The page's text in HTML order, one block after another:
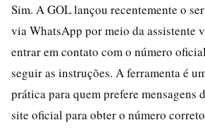
Sim. A GOL lançou recentemente o
via WhatsApp por meio da assistente
entrar em contato com o número
seguir as instruções. A ferramenta é
prática para quem prefere mensagens
site oficial para obter o número